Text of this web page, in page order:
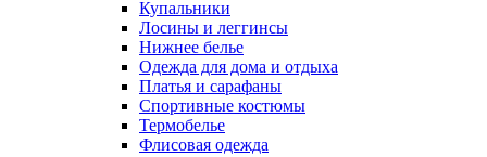
Купальники
Лосины и леггинсы
Нижнее белье
Одежда для дома и отдыха
Платья и сарафаны
Спортивные костюмы
Термобелье
Флисовая одежда